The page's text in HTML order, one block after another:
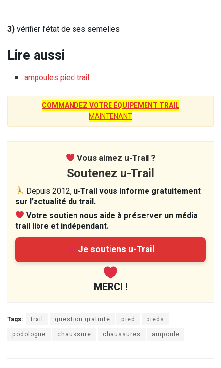
3)vérifier l’état de ses semelles
Lire aussi
ampoules pied trail
COMMANDEZ VOTRE ÉQUIPEMENT TRAIL
MAINTENANT
Vous aimez u-Trail ?
Soutenez u-Trail
Depuis 2012, u-Trail vous informe gratuitement
sur l’actualité du trail.
Votre soutien nous aide à préserver un média
trail libre et indépendant.
Je soutiens u-Trail
MERCI !
Tags: trail question gratuite pied
pieds
podologue
chaussure chaussures ampoule